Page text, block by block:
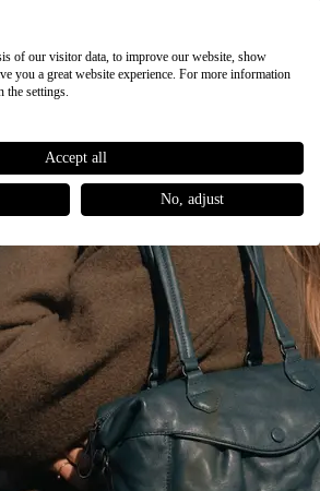
of our visitor data, to improve our website, show
you a great website experience. For more information
the settings.
Accept all
No, adjust